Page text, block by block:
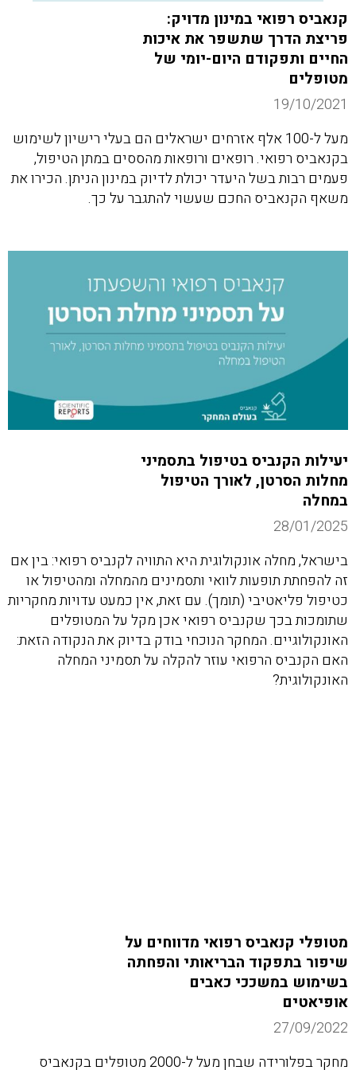
קנאביס רפואי במינון מדויק:
פריצת הדרך שתשפר את איכות
החיים ותפקודם היום-יומי של
מטופלים
19/10/2021
מעל ל-100 אלף אזרחים ישראלים הם בעלי רישיון לשימוש
בקנאביס רפואי. רופאים ורופאות מהססים במתן הטיפול,
פעמים רבות בשל היעדר יכולת לדיוק במינון הניתן. הכירו את
משאף הקנאביס החכם שעשוי להתגבר על כך.
יעילות הקנביס בטיפול בתסמיני
מחלות הסרטן, לאורך הטיפול
במחלה
28/01/2025
בישראל, מחלה אונקולוגית היא התוויה לקנביס רפואי: בין אם
זה להפחתת תופעות לוואי ותסמינים מהמחלה ומהטיפול או
כטיפול פליאטיבי (תומך). עם זאת, אין כמעט עדויות מחקריות
שתומכות בכך שקנביס רפואי אכן מקל על המטופלים
האונקולוגיים. המחקר הנוכחי בודק בדיוק את הנקודה הזאת:
האם הקנביס הרפואי עוזר להקלה על תסמיני המחלה
האונקולוגית?
מטופלי קנאביס רפואי מדווחים על
שיפור בתפקוד הבריאותי והפחתה
בשימוש במשככי כאבים
אופיאטים
27/09/2022
מחקר בפלורידה שבחן מעל ל-2000 מטופלים בקנאביס